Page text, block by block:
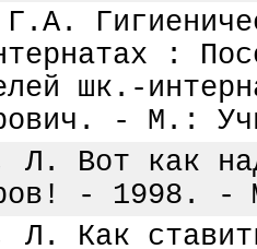
:
шк.-
- М.:
Л. Вот как
- 1998.
Л. Как